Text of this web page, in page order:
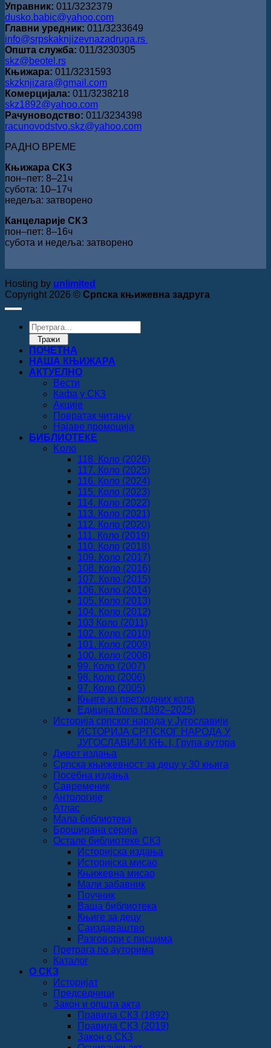
Управник: 011/3232379
dusko.babic@yahoo.com
Главни уредник: 011/3233649
info@srpskaknjizevnazadruga.rs
Општа служба: 011/3230305
skz@beotel.rs
Књижара: 011/3231593
skzknjizara@gmail.com
Комерцијала: 011/3238218
skz1892@yahoo.com
Рачуноводство: 011/3234398
racunovodstvo.skz@yahoo.com
РАДНО ВРЕМЕ
Књижара СКЗ
пон‒пет: 8‒21ч
субота: 10‒17ч
недеља: затворено
Канцеларије СКЗ
пон‒пет: 8‒16ч
субота и недеља: затворено
Hosting by unlimited
Copyright 2026 © Српска књижевна задруга
Products
search
Тражи
ПОЧЕТНА
НАША КЊИЖАРА
АКТУЕЛНО
Вести
Кафа у СКЗ
Акције
Повратак читању
Најаве промоција
БИБЛИОТЕКЕ
Koло
118. Коло (2026)
117. Коло (2025)
116. Коло (2024)
115. Коло (2023)
114. Коло (2022)
113. Коло (2021)
112. Коло (2020)
111. Коло (2019)
110. Коло (2018)
109. Коло (2017)
108. Коло (2016)
107. Коло (2015)
106. Коло (2014)
105. Коло (2013)
104. Коло (2012)
103 Коло (2011)
102. Коло (2010)
101. Коло (2009)
100. Коло (2008)
99. Коло (2007)
98. Коло (2006)
97. Коло (2005)
Књиге из претходних кола
Едиција Коло (1892‒2025)
Историја српског народа у Југославији
ИСТОРИЈА СРПСКОГ НАРОДА У
ЈУГОСЛАВИЈИ КЊ. I, Група аутора
Дивот издања
Српска књижевност за децу у 30 књига
Посебна издања
Савременик
Антологије
Атлас
Мала библиотека
Броширана серија
Остале библиотеке СКЗ
Историјска издања
Историјска мисао
Књижевна мисао
Мали забавник
Поучник
Ваша библиотека
Књиге за децу
Саиздаваштво
Разговори с писцима
Претрага по ауторима
Каталог
О СКЗ
Историјат
Председници
Закон и општа акта
Правила СКЗ (1892)
Правила СКЗ (2019)
Закон о СКЗ